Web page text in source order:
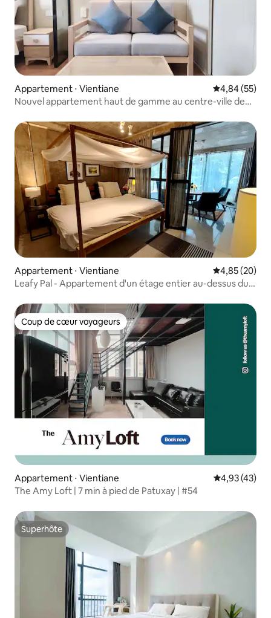
Appartement ⋅ Vientiane Évaluation
4,84 (55)
Nouvel appartement haut de gamme au centre-ville de
deux grands centres commerciaux, vie pratique, piscine
gratuite, salle de sport, sécurité 24h/24
Appartement ⋅ Vientiane Évaluation
4,85 (20)
Leafy Pal - Appartement d'un étage entier au-dessus du
Coup de cœur voyageurs
Coup de cœur voyageurs
Appartement ⋅ Vientiane Évaluation
4,93 (43)
The Amy Loft | 7 min à pied de Patuxay | #54
Superhôte
Superhôte